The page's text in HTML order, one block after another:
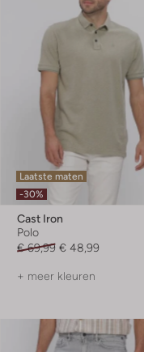
Laatste maten
-30%
Cast Iron
Polo
€ 69,99 € 48,99
+ meer kleuren